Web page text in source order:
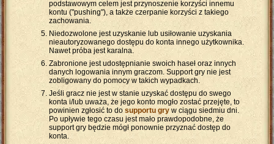
podstawowym celem jest przynoszenie korzyści innemu
kontu ("pushing"), a także czerpanie korzyści z takiego
zachowania.
Niedozwolone jest uzyskanie lub usiłowanie uzyskania
nieautoryzowanego dostępu do konta innego użytkownika.
Nawet próba jest karalna.
Zabronione jest udostępnianie swoich haseł oraz innych
danych logowania innym graczom. Support gry nie jest
zobligowany do pomocy w takich wypadkach.
Jeśli gracz nie jest w stanie uzyskać dostępu do swego
konta i/lub uważa, że jego konto mogło zostać przejęte, to
powinien zgłosić to dosupportu gry w ciągu siedmiu dni.
Po upływie tego czasu jest mało prawdopodobne, że
support gry będzie mógł ponownie przyznać dostęp do
konta.